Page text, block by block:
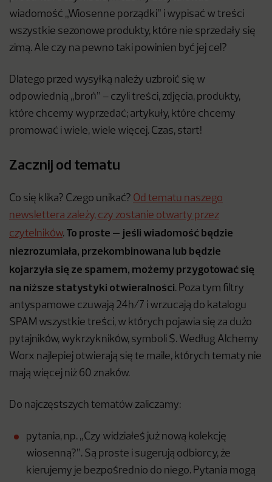
wiadomość „Wiosenne porządki” i wypisać w treści
wszystkie sezonowe produkty, które nie sprzedały się
zimą. Ale czy na pewno taki powinien być jej cel?
Dlatego przed wysyłką należy uzbroić się w
odpowiednią „broń” – czyli treści, zdjęcia, produkty,
które chcemy wyprzedać; artykuły, które chcemy
promować i wiele, wiele więcej. Czas, start!
Zacznij od tematu
Co się klika? Czego unikać? Od tematu naszego
newslettera zależy, czy zostanie otwarty przez
czytelników. To proste – jeśli wiadomość będzie
niezrozumiała, przekombinowana lub będzie
kojarzyła się ze spamem, możemy przygotować się
na niższe statystyki otwieralności. Poza tym filtry
antyspamowe czuwają 24h/7 i wrzucają do katalogu
SPAM wszystkie treści, w których pojawia się za dużo
pytajników, wykrzykników, symboli $. Według Alchemy
Worx najlepiej otwierają się te maile, których tematy nie
mają więcej niż 60 znaków.
Do najczęstszych tematów zaliczamy:
pytania, np. „Czy widziałeś już nową kolekcję
wiosenną?”. Są proste i sugerują odbiorcy, że
kierujemy je bezpośrednio do niego. Pytania mogą